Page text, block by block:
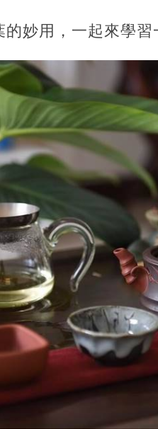
妙用，一起來學習